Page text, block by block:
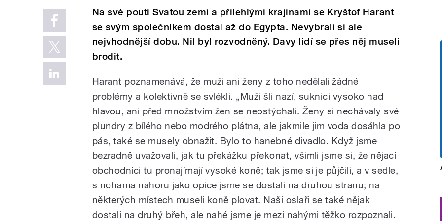
Na své pouti Svatou zemi a přilehlými krajinami se Kryštof Harant
se svým společníkem dostal až do Egypta. Nevybrali si ale
nejvhodnější dobu. Nil byl rozvodněný. Davy lidí se přes něj museli
brodit.
Harant poznamenává, že muži ani ženy z toho nedělali žádné
problémy a kolektivně se svlékli. „Muži šli nazí, suknici vysoko nad
hlavou, ani před množstvím žen se neostýchali. Ženy si nechávaly své
plundry z bílého nebo modrého plátna, ale jakmile jim voda dosáhla po
pás, také se musely obnažit. Bylo to hanebné divadlo. Když jsme
bezradně uvažovali, jak tu překážku překonat, všimli jsme si, že nějací
obchodníci tu pronajímají vysoké koně; tak jsme si je půjčili, a v sedle,
s nohama nahoru jako opice jsme se dostali na druhou stranu; na
některých místech museli koně plovat. Naši oslaři se také nějak
dostali na druhý břeh, ale nahé jsme je mezi nahými těžko rozpoznali.